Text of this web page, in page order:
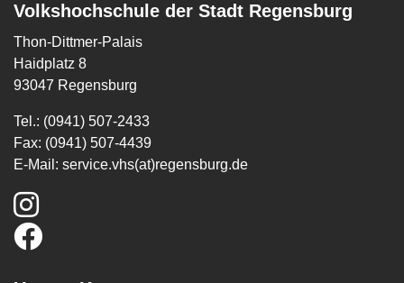
Volkshochschule der Stadt Regensburg
Thon-Dittmer-Palais
Haidplatz 8
93047 Regensburg
Tel.: (0941) 507-2433
Fax: (0941) 507-4439
E-Mail: service.vhs(at)regensburg.de